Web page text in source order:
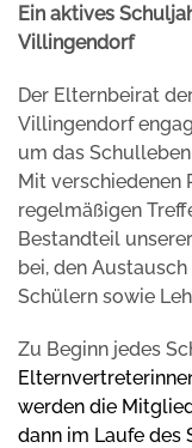
Ein aktives
Villingendorf
Der Elternbeirat
Villingendorf
um das
Mit verschiedenen
regelmäßigen
Bestandteil
bei, den
Schülern sowie
Zu Beginn jedes
Elternvertreter
werden die
dann im Laufe des